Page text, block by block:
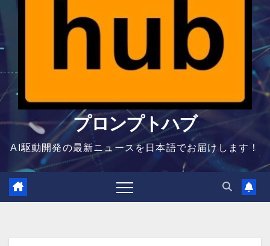
プロンプトハブ
AI駆動開発の最新ニュースを日本語でお届けします！